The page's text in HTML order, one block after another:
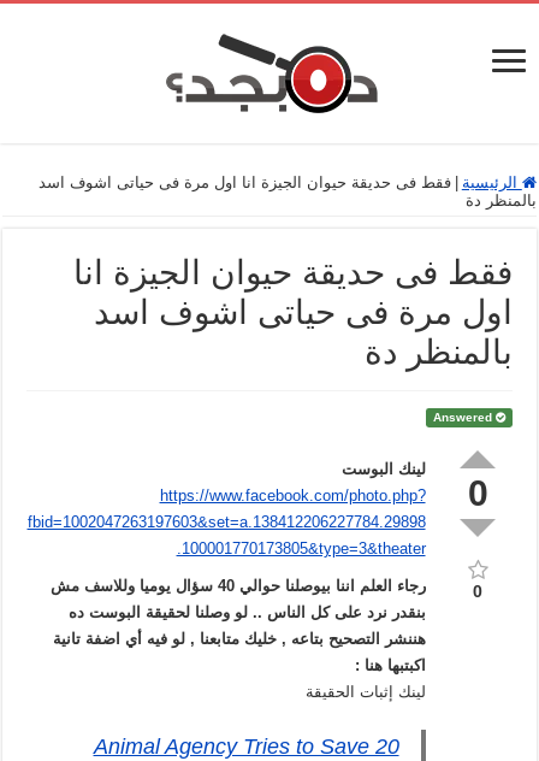
الرئيسية |
فقط فى حديقة حيوان الجيزة انا اول مرة فى حياتى اشوف اسد
دة
فقط فى حديقة حيوان الجيزة انا
اول مرة فى حياتى اشوف اسد
بالمنظر دة
Answered
0
0
لينك البوست
https://www.facebook.com/photo.php?
fbid=1002047263197603&set=a.138412206227784.29898
.100001770173805&type=3&theater
رجاء العلم اننا بيوصلنا حوالي 40 سؤال يوميا وللاسف مش
بنقدر نرد على كل الناس .. لو وصلنا لحقيقة البوست ده
هننشر التصحيح بتاعه , خليك متابعنا , لو فيه أي اضفة تانية
اكبتبها هنا :
لينك إثبات الحقيقة
Animal Agency Tries to Save 20